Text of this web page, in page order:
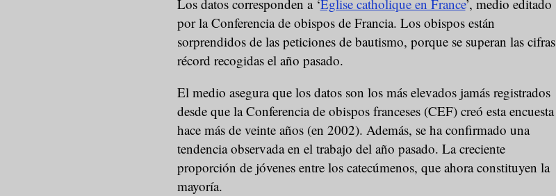
Los datos corresponden a ‘Eglise catholique en France’, medio editado
por la Conferencia de obispos de Francia. Los obispos están
sorprendidos de las peticiones de bautismo, porque se superan las cifras
récord recogidas el año pasado.
El medio asegura que los datos son los más elevados jamás registrados
desde que la Conferencia de obispos franceses (CEF) creó esta encuesta
hace más de veinte años (en 2002). Además, se ha confirmado una
tendencia observada en el trabajo del año pasado. La creciente
proporción de jóvenes entre los catecúmenos, que ahora constituyen la
mayoría.